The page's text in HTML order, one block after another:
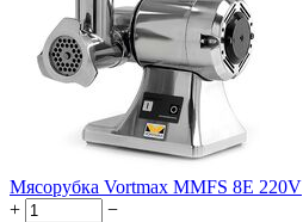
Мясорубка Vortmax MMFS 8E 220V
+
−